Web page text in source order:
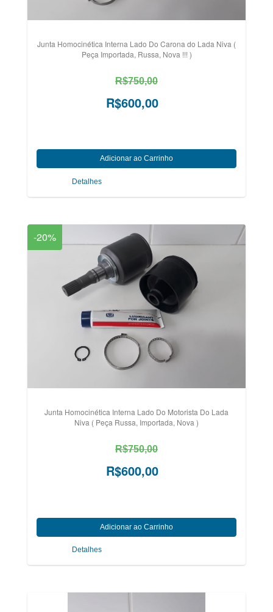
Junta Homocinética Interna Lado Do Carona do Lada Niva (
Peça Importada, Russa, Nova !!! )
R$750,00
R$600,00
Detalhes
-20%
Junta Homocinética Interna Lado Do Motorista Do Lada
Niva ( Peça Russa, Importada, Nova )
R$750,00
R$600,00
Detalhes